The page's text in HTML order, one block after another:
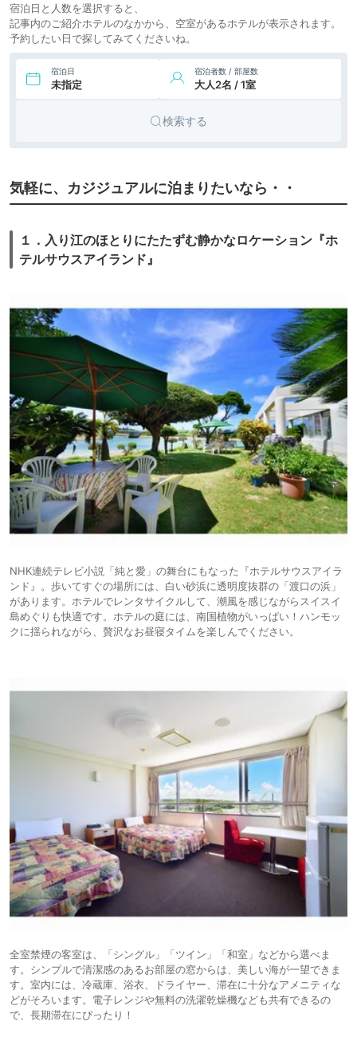
ホテル 沖縄宮古
宿泊日と人数を選択すると、
記事内のご紹介ホテルのなかから、空室があるホテルが表示されます。
予約したい日で探してみてくださいね。
宿泊日
未指定
宿泊者数 / 部屋数
大人2名 / 1室
検索する
気軽に、カジジュアルに泊まりたいなら・・
１．入り江のほとりにたたずむ静かなロケーション『ホ
テルサウスアイランド』
NHK連続テレビ小説「純と愛」の舞台にもなった『ホテルサウスアイラ
ンド』。歩いてすぐの場所には、白い砂浜に透明度抜群の「渡口の浜」
があります。ホテルでレンタサイクルして、潮風を感じながらスイスイ
島めぐりも快適です。ホテルの庭には、南国植物がいっぱい！ハンモッ
クに揺られながら、贅沢なお昼寝タイムを楽しんでください。
全室禁煙の客室は、「シングル」「ツイン」「和室」などから選べま
す。シンプルで清潔感のあるお部屋の窓からは、美しい海が一望できま
す。室内には、冷蔵庫、浴衣、ドライヤー、滞在に十分なアメニティな
どがそろいます。電子レンジや無料の洗濯乾燥機なども共有できるの
で、長期滞在にぴったり！